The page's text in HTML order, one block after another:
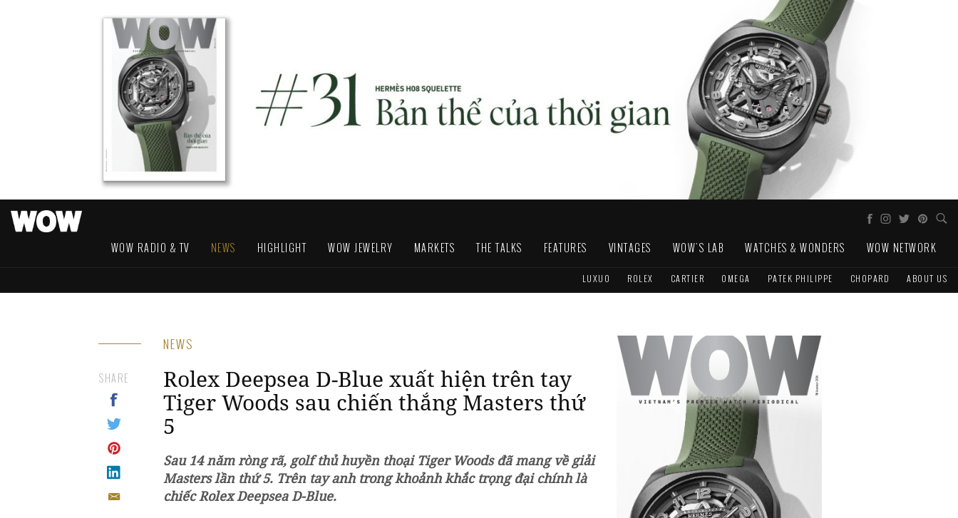
WOW RADIO & TV NEWS HIGHLIGHT WOW JEWELRY MARKETS THE TALKS FEATURES VINTAGES WOW'S LAB WATCHES & WONDERS WOW NETWORK
LUXUO ROLEX CARTIER OMEGA PATEK PHILIPPE CHOPARD ABOUT US
NEWS
Rolex Deepsea D-Blue xuất hiện trên tay
Tiger Woods sau chiến thắng Masters thứ
5
Sau 14 năm ròng rã, golf thủ huyền thoại Tiger Woods đã mang về giải
Masters lần thứ 5. Trên tay anh trong khoảnh khắc trọng đại chính là
chiếc Rolex Deepsea D-Blue.
SHARE